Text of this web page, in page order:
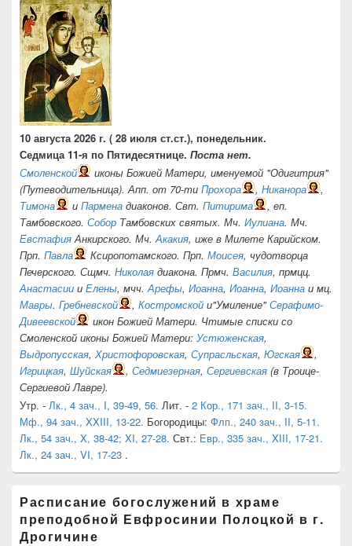
10 августа 2026 г. ( 28 июля ст.ст.), понедельник.
Седмица 11-я по Пятидесятнице. Поста нет.
Смоленской
иконы Божией Матери, именуемой "Одигитрия"
(Путеводительница). Апп. от 70-ти Прохора , Никанора
,
Тимона
и Пармена диаконов. Свт. Питирима
, еп.
Тамбовского. Собор Тамбовских святых. Мч. Иулиана. Мч.
Евстафия Анкирского. Мч. Акакия, иже в Милете Карийском.
Прп. Павла Ксиропотамского. Прп. Моисея, чудотворца
Печерского. Сщмч. Николая диакона. Прмч. Василия, прмцц.
Анастасии и Елены, мчч. Арефы, Иоанна, Иоанна, Иоанна и мц.
Мавры. Гребневской , Костромской и"Умиление"Серафимо-
Дивеевской
икон Божией Матери. Чтимые списки со
Смоленской иконы Божией Матери: Устюженская,
Выдропусская, Христофоровская, Супрасльская, Югская
,
Игрицкая, Шуйская , Седмиезерная, Сергиевская (в Троице-
Сергиевой Лавре).
Утр. - Лк., 4 зач., I, 39-49, 56. Лит. - 2 Кор., 171 зач., II, 3-15.
Мф., 94 зач., XXIII, 13-22. Богородицы: Флп., 240 зач., II, 5-11.
Лк., 54 зач., X, 38-42; XI, 27-28. Свт.: Евр., 335 зач., XIII, 17-21.
Лк., 24 зач., VI, 17-23 .
Расписание богослужений в храме
преподобной Евфросинии Полоцкой в г.
Дрогичине